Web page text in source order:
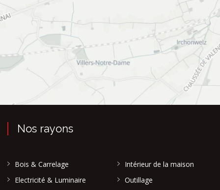
Nos rayons
Bois & Carrelage
Electricité & Luminaire
Intérieur de la maison
Outillage